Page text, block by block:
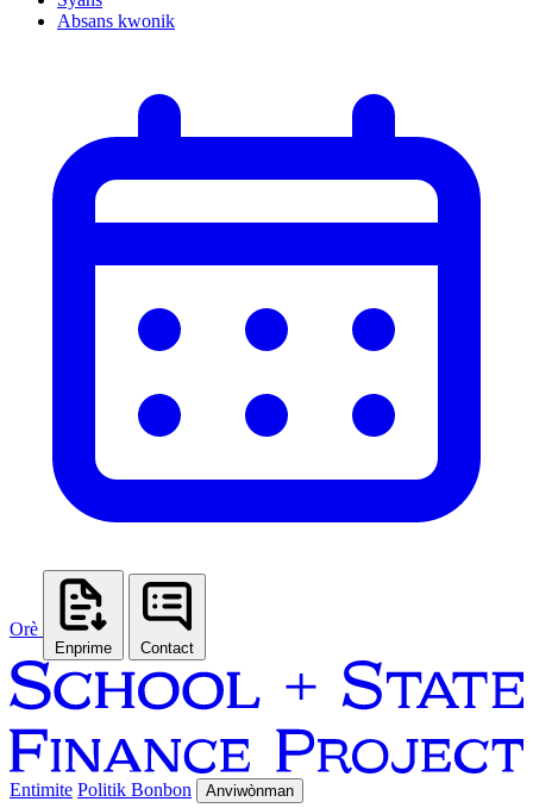
Absans kwonik
Orè
Enprime Contact
Entimite Politik Bonbon Anviwònman